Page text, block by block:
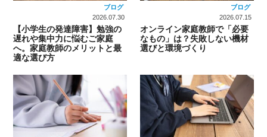
ブログ
2026.07.30
【小学生の発達障害】勉強の
遅れや集中力に悩むご家庭
へ。家庭教師のメリットと最
適な選び方
ブログ
2026.07.15
オンライン家庭教師で「必要
なもの」は？失敗しない機材
選びと環境づくり